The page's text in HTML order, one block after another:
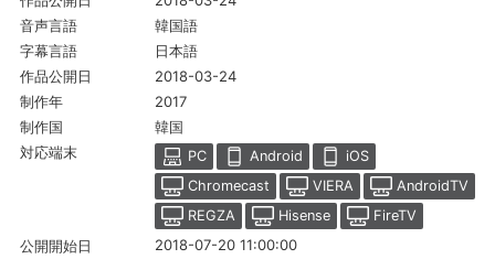
音声言語 韓国語
字幕言語 日本語
作品公開日 2018-03-24
制作年 2017
制作国 韓国
対応端末 PC Android
iOS
Chromecast
VIERA
AndroidTV
REGZA
Hisense
FireTV
公開開始日
2018-07-20 11:00:00